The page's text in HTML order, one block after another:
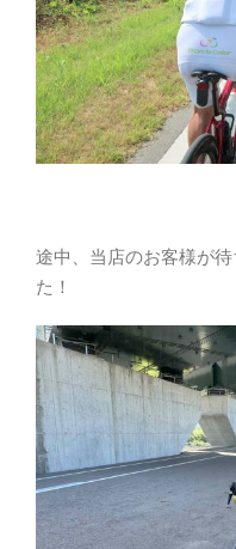
途中、当店のお客様が
た！